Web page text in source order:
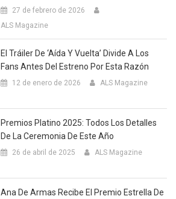
27 de febrero de 2026
ALS Magazine
El Tráiler De ‘Aída Y Vuelta’ Divide A Los
Fans Antes Del Estreno Por Esta Razón
12 de enero de 2026 ALS Magazine
Premios Platino 2025: Todos Los Detalles
De La Ceremonia De Este Año
26 de abril de 2025 ALS Magazine
Ana De Armas Recibe El Premio Estrella De